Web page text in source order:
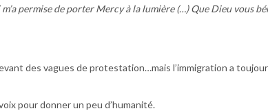
permise de porter Mercy à la lumière (…) Que Dieu vous
des vagues de protestation…mais l’immigration a
pour donner un peu d’humanité.